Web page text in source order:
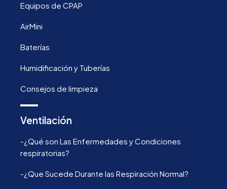
Equipos de CPAP
AirMini
Baterías
Humidificación y Tuberías
Consejos de limpieza
Ventilación
-¿Qué son Las Enfermedades y Condiciones
respiratorias?
-¿Que Sucede Durante las Respiración Normal?